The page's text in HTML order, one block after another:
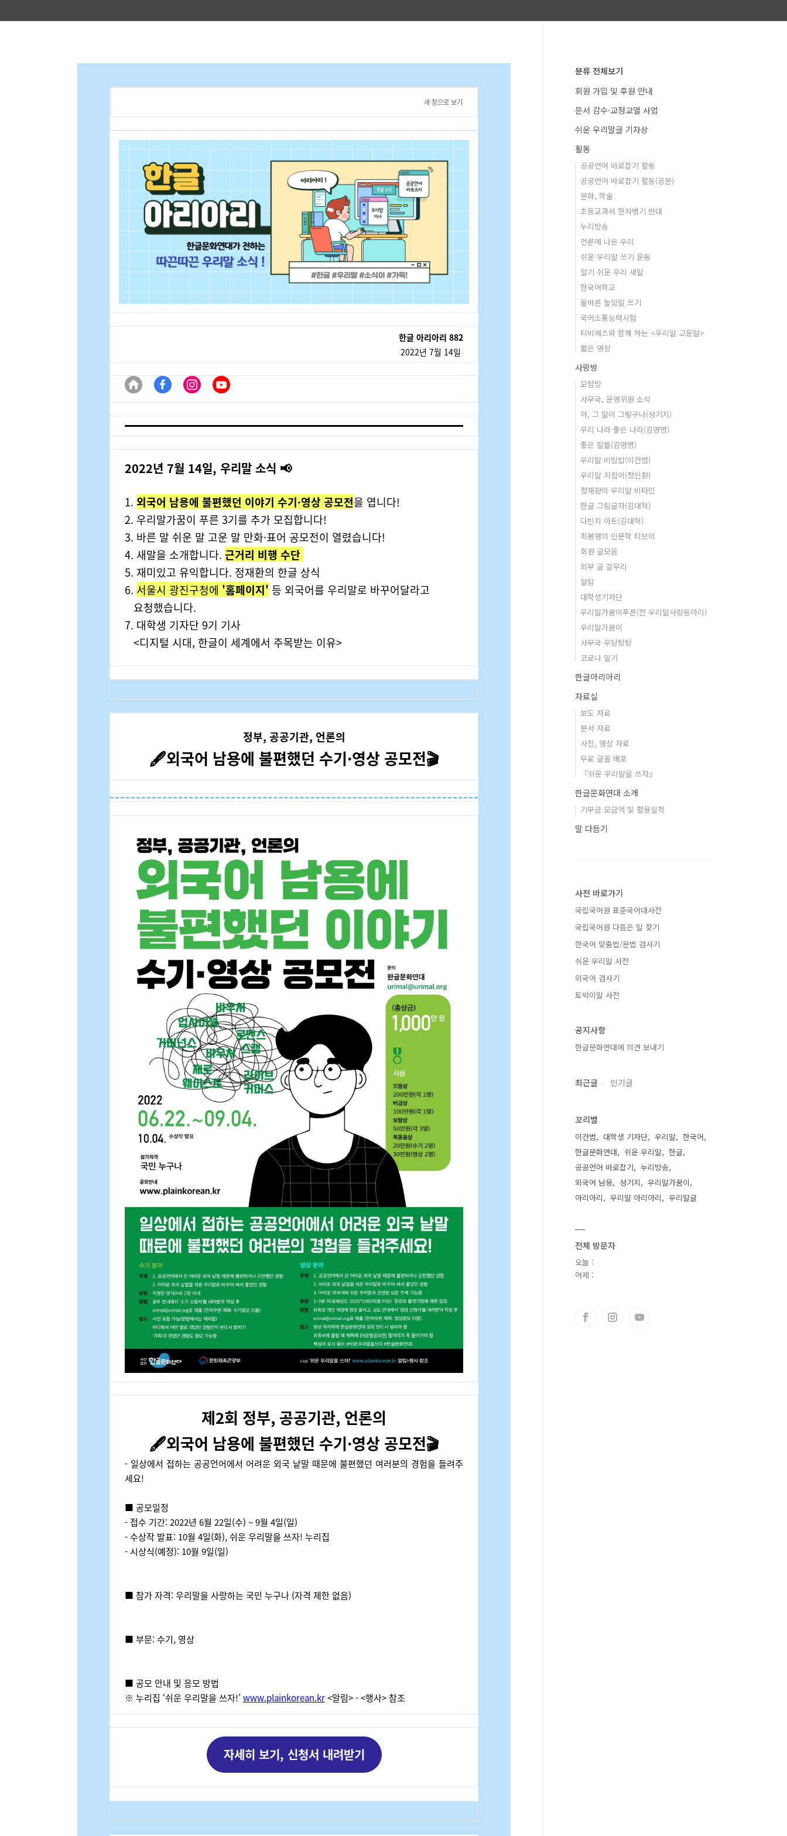
새 창으로 보기
한글 아리아리 882
2022년 7월 14일
2022년 7월 14일, 우리말 소식 📢
1. 외국어 남용에 불편했던 이야기 수기·영상 공모전을 엽니다!
2. 우리말가꿈이 푸른 3기를 추가 모집합니다!
3. 바른 말 쉬운 말 고운 말 만화·표어 공모전이 열렸습니다!
4. 새말을 소개합니다. 근거리 비행 수단
5. 재미있고 유익합니다. 정재환의 한글 상식
6. 서울시 광진구청에 '홈페이지' 등 외국어를 우리말로 바꾸어달라고
요청했습니다.
7. 대학생 기자단 9기 기사
<디지털 시대, 한글이 세계에서 주목받는 이유>
정부, 공공기관, 언론의
🖋️외국어 남용에 불편했던 수기·영상 공모전🎬
제2회 정부, 공공기관, 언론의
🖋️외국어 남용에 불편했던 수기·영상 공모전🎬
- 일상에서 접하는 공공언어에서 어려운 외국 낱말 때문에 불편했던 여러분의 경험을 들려주
세요!
■ 공모일정
- 접수 기간: 2022년 6월 22일(수) ~ 9월 4일(일)
-수상작 발표: 10월 4일(화), 쉬운 우리말을 쓰자! 누리집
-시상식(예정): 10월 9일(일)
■ 참가 자격: 우리말을 사랑하는 국민 누구나 (자격 제한 없음)
■ 부문: 수기, 영상
■ 공모 안내 및 응모 방법
※ 누리집 ‘쉬운 우리말을 쓰자!’www.plainkorean.kr<알림> - <행사> 참조
자세히 보기, 신청서 내려받기
분류 전체보기
회원 가입 및 후원 안내
문서 감수·교정교열 사업
쉬운 우리말글 기자상
활동
공공언어 바로잡기 활동
공공언어 바로잡기 활동(공문)
문화, 학술
초등교과서 한자병기 반대
누리방송
언론에 나온 우리
쉬운 우리말 쓰기 운동
알기 쉬운 우리 새말
한국어학교
올바른 높임말 쓰기
국어소통능력시험
티비에스와 함께 하는 <우리말 고운말>
짧은 영상
사랑방
모람방
사무국, 운영위원 소식
아, 그 말이 그렇구나(성기지)
우리 나라 좋은 나라(김영명)
좋은 말들(김영명)
우리말 비빔밥(이건범)
우리말 지킴이(정인환)
정재환의 우리말 비타민
한글 그림글자(김대혁)
다빈치 아트(김대혁)
최봉영의 인문학 티브이
회원 글모음
외부 글 갈무리
알림
대학생기자단
우리말가꿈이푸른(전 우리말사랑동아리)
우리말가꿈이
사무국 우당탕탕
코로나 일기
한글아리아리
자료실
보도 자료
문서 자료
사진, 영상 자료
무료 글꼴 배포
『쉬운 우리말을 쓰자』
한글문화연대 소개
기부금 모금액 및 활용실적
말 다듬기
사전 바로가기
국립국어원 표준국어대사전
국립국어원 다듬은 말 찾기
한국어 맞춤법/문법 검사기
쉬운 우리말 사전
외국어 검사기
토박이말 사전
공지사항
한글문화연대에 의견 보내기
최근글 인기글
꼬리별
이건범 대학생 기자단 우리말
한국어
한글문화연대
쉬운 우리말
한글
공공언어 바로잡기
누리방송
외국어 남용
성기지
우리말가꿈이
아리아리
우리말 아리아리 우리말글
전체 방문자
오늘 :
어제 :